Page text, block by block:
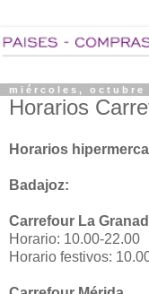
miércoles, octubre
Horarios
Horarios
Badajoz:
Carrefour La
Horario: 10.00-22.00
Horario festivos: